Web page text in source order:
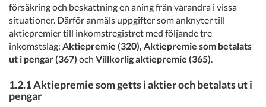
försäkring och beskattning en aning från varandra i vissa
situationer. Därför anmäls uppgifter som anknyter till
aktiepremier till inkomstregistret med följande tre
inkomstslag: Aktiepremie (320), Aktiepremie som betalats
ut i pengar (367) och Villkorlig aktiepremie (365)
1.2.1 Aktiepremie som getts i aktier och betalats ut i
pengar